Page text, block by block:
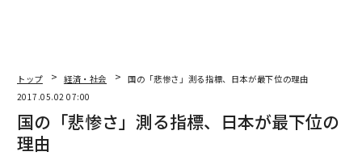
トップ 経済・社会
国の「悲惨さ」測る指標、日本が最下位の理由
2017.05.02 07:00
国の「悲惨さ」測る指標、日本が最下位の
理由